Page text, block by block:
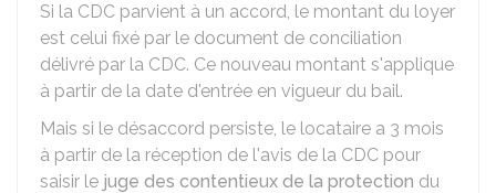
Si la CDC parvient à un accord, le montant du loyer
est celui fixé par le document de conciliation
délivré par la CDC. Ce nouveau montant s'applique
à partir de la date d'entrée en vigueur du bail.
Mais si le désaccord persiste, le locataire a 3 mois
à partir de la réception de l'avis de la CDC pour
saisir le juge des contentieux de la protection du